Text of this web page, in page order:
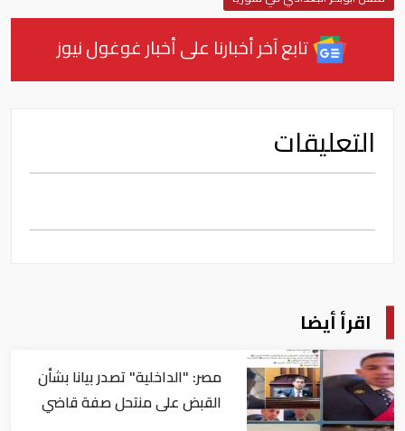
تابع آخر أخبارنا على أخبار غوغول نيوز
التعليقات
اقرأ أيضا
مصر: "الداخلية" تصدر بيانا بشأن
القبض على منتحل صفة قاضي